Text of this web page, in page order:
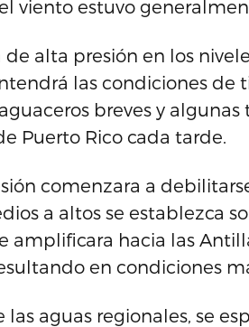
viento estuvo
de alta presión en los
las condiciones de
breves y
Puerto Rico cada tarde.
comenzara a
a altos se establezca
amplificara hacia las
en condiciones
las aguas regionales, se